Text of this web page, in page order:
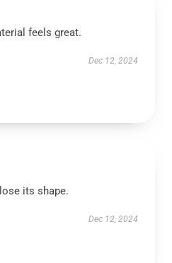
feels great.
Dec 12, 2024
its shape.
Dec 12, 2024